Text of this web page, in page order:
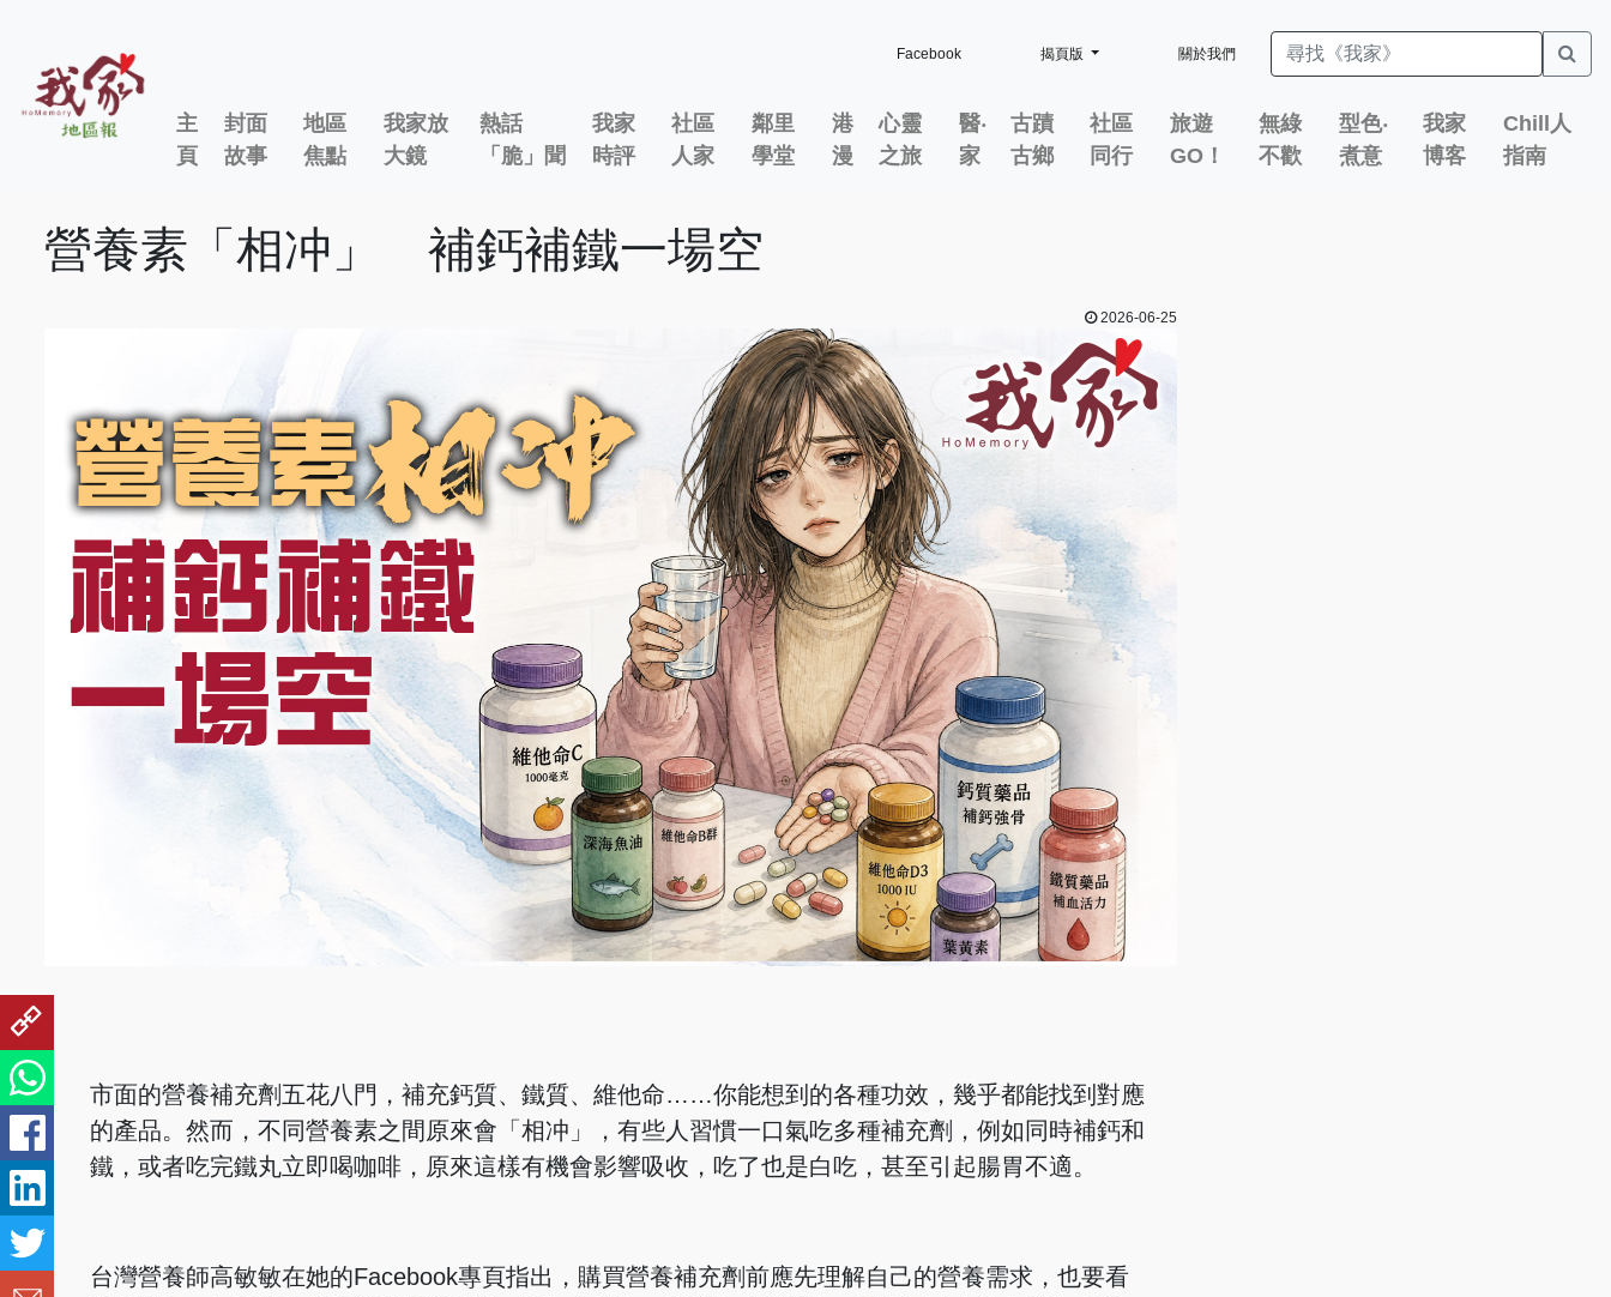
Facebook 揭頁版 關於我們
主
頁
封面
故事
地區
焦點
我家放
大鏡
熱話
「脆」聞
我家
時評
社區
人家
鄰里
學堂
港
漫
心靈
之旅
醫‧
家
古蹟
古鄉
社區
同行
旅遊
GO！
無綠
不歡
型色‧
煮意
我家
博客
Chill人
指南
營養素「相冲」 補鈣補鐵一場空
2026-06-25
市面的營養補充劑五花八門，補充鈣質、鐵質、維他命……你能想到的各種功效，幾乎都能找到對應
的產品。然而，不同營養素之間原來會「相冲」，有些人習慣一口氣吃多種補充劑，例如同時補鈣和
鐵，或者吃完鐵丸立即喝咖啡，原來這樣有機會影響吸收，吃了也是白吃，甚至引起腸胃不適。
台灣營養師高敏敏在她的Facebook專頁指出，購買營養補充劑前應先理解自己的營養需求，也要看